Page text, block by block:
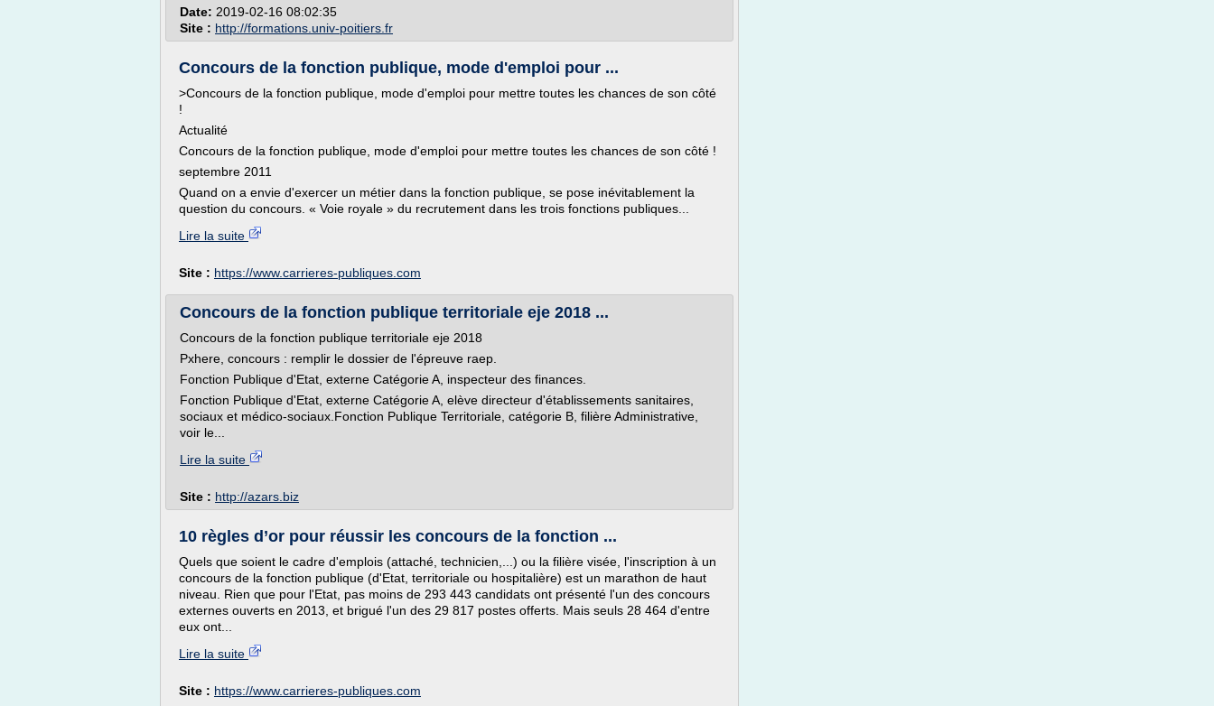
Date: 2019-02-16 08:02:35
Site : http://formations.univ-poitiers.fr
Concours de la fonction publique, mode d'emploi pour ...
>Concours de la fonction publique, mode d'emploi pour mettre toutes les chances de son côté
!
Actualité
Concours de la fonction publique, mode d'emploi pour mettre toutes les chances de son côté !
septembre 2011
Quand on a envie d'exercer un métier dans la fonction publique, se pose inévitablement la
question du concours. « Voie royale » du recrutement dans les trois fonctions publiques...
Lire la suite
Site : https://www.carrieres-publiques.com
Concours de la fonction publique territoriale eje 2018 ...
Concours de la fonction publique territoriale eje 2018
Pxhere, concours : remplir le dossier de l'épreuve raep.
Fonction Publique d'Etat, externe Catégorie A, inspecteur des finances.
Fonction Publique d'Etat, externe Catégorie A, elève directeur d'établissements sanitaires,
sociaux et médico-sociaux.Fonction Publique Territoriale, catégorie B, filière Administrative,
voir le...
Lire la suite
Site : http://azars.biz
10 règles d’or pour réussir les concours de la fonction ...
Quels que soient le cadre d'emplois (attaché, technicien,...) ou la filière visée, l'inscription à un
concours de la fonction publique (d'Etat, territoriale ou hospitalière) est un marathon de haut
niveau. Rien que pour l'Etat, pas moins de 293 443 candidats ont présenté l'un des concours
externes ouverts en 2013, et brigué l'un des 29 817 postes offerts. Mais seuls 28 464 d'entre
eux ont...
Lire la suite
Site : https://www.carrieres-publiques.com